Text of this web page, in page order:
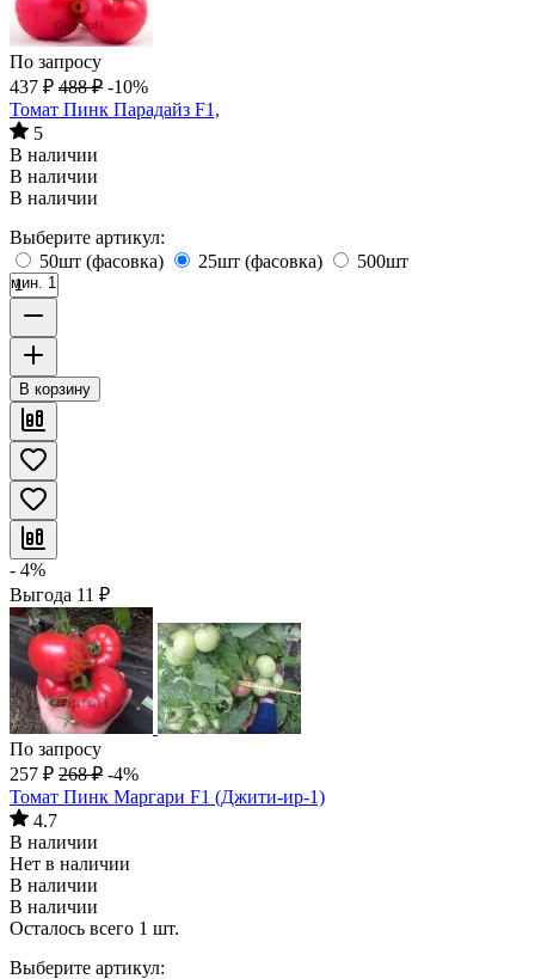
По запросу
437 ₽ 488 ₽ -10%
Томат Пинк Парадайз F1,
5
В наличии
В наличии
В наличии
Выберите артикул:
50шт (фасовка)
25шт (фасовка) 500шт
мин. 1
В корзину
- 4%
Выгода 11 ₽
По запросу
257 ₽ 268 ₽ -4%
Томат Пинк Маргари F1 (Джити-ир-1)
4.7
В наличии
Нет в наличии
В наличии
В наличии
Осталось всего 1 шт.
Выберите артикул: